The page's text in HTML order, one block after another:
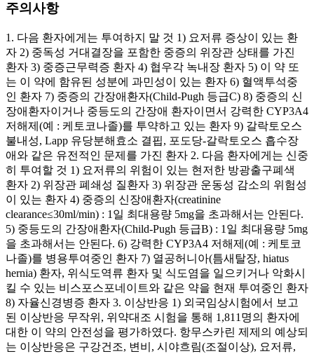
주의사항
1. 다음 환자에게는 투여하지 말 것 1) 요저류 증상이 있는 환
자 2) 중독성 거대결장을 포함한 중증의 위장관 상태를 가진
환자 3) 중증근무력증 환자 4) 협우각 녹내장 환자 5) 이 약 또
는 이 약에 함유된 성분에 과민성이 있는 환자 6) 혈액투석중
인 환자 7) 중증의 간장애환자(Child-Pugh 등급C) 8) 중증의 신
장애환자이거나 중등도의 간장애 환자이면서 강력한 CYP3A4
저해제(예 : 케토코나졸)를 투약하고 있는 환자 9) 갈락토오스
불내성, Lapp 유당분해효소 결핍, 포도당-갈락토오스 흡수장
애와 같은 유전적인 문제를 가진 환자 2. 다음 환자에게는 신중
히 투여할 것 1) 요저류의 위험이 있는 현저한 방광출구폐색
환자 2) 위장관 폐쇄성 질환자 3) 위장관 운동성 감소의 위험성
이 있는 환자 4) 중증의 신장애환자(creatinine
clearance≤30ml/min) : 1일 최대용량 5mg을 초과해서는 안된다.
5) 중등도의 간장애환자(Child-Pugh 등급B) : 1일 최대용량 5mg
을 초과해서는 안된다. 6) 강력한 CYP3A4 저해제(예 : 케토코
나졸)를 병용투여중인 환자 7) 열공허니아(틈새탈장, hiatus
hernia) 환자, 위식도역류 환자 및 식도염을 일으키거나 악화시
킬 수 있는 비스포스포네이트와 같은 약을 현재 투여중인 환자
8) 자율신경병증 환자 3. 이상반응 1) 외국임상시험에서 보고
된 이상반응 무작위, 위약대조 시험을 통해 1,811명의 환자에
대한 이 약의 안전성을 평가하였다. 항무스카린 제제의 예상되
는 이상반응은 구강건조, 변비, 시야흐림(조절이상), 요저류,